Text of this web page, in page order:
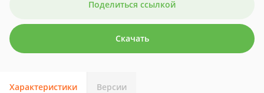
Поделиться ссылкой
Скачать
Характеристики Версии